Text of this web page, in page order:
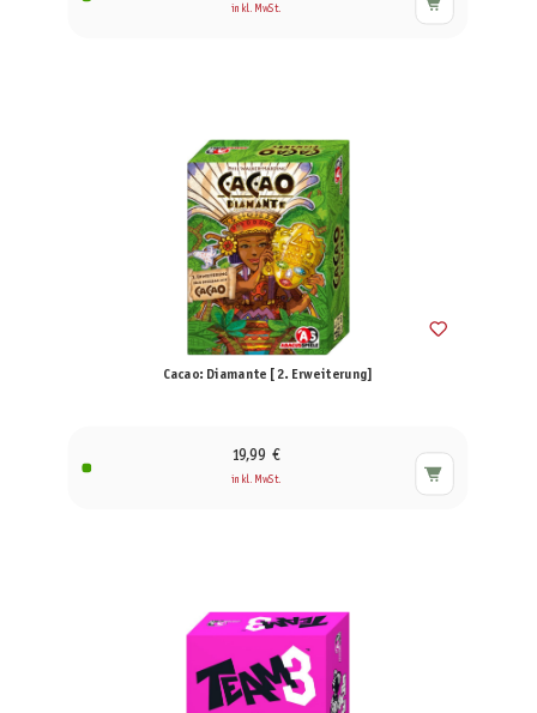
inkl. MwSt.
Cacao: Diamante [2. Erweiterung]
19,99 €
inkl. MwSt.